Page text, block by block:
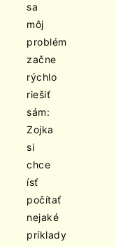
sa
môj
problém
začne
rýchlo
riešiť
sám:
Zojka
si
chce
ísť
počítať
nejaké
príklady